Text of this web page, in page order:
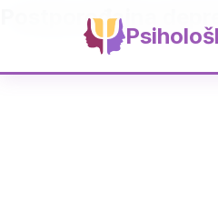
Postporođajna